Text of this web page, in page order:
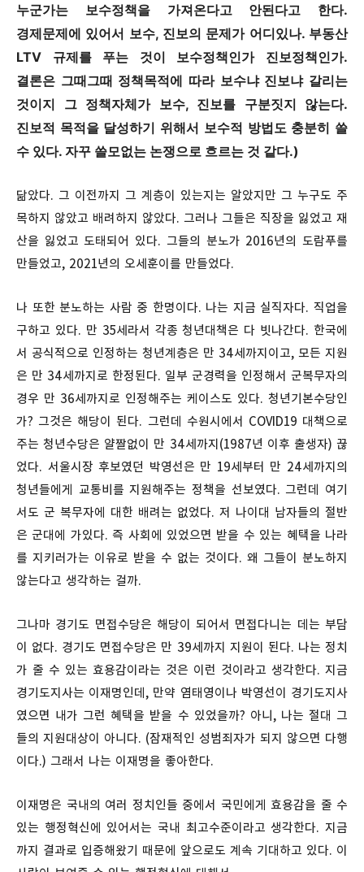
누군가는 보수정책을 가져온다고 안된다고 한다.
경제문제에 있어서 보수, 진보의 문제가 어디있나. 부동산
LTV 규제를 푸는 것이 보수정책인가 진보정책인가.
결론은 그때그때 정책목적에 따라 보수냐 진보냐 갈리는
것이지 그 정책자체가 보수, 진보를 구분짓지 않는다.
진보적 목적을 달성하기 위해서 보수적 방법도 충분히 쓸
수 있다. 자꾸 쓸모없는 논쟁으로 흐르는 것 같다.)
닮았다. 그 이전까지 그 계층이 있는지는 알았지만 그 누구도 주
목하지 않았고 배려하지 않았다. 그러나 그들은 직장을 잃었고 재
산을 잃었고 도태되어 있다. 그들의 분노가 2016년의 도람푸를
만들었고, 2021년의 오세훈이를 만들었다.
나 또한 분노하는 사람 중 한명이다. 나는 지금 실직자다. 직업을
구하고 있다. 만 35세라서 각종 청년대책은 다 빗나간다. 한국에
서 공식적으로 인정하는 청년계층은 만 34세까지이고, 모든 지원
은 만 34세까지로 한정된다. 일부 군경력을 인정해서 군복무자의
경우 만 36세까지로 인정해주는 케이스도 있다. 청년기본수당인
가? 그것은 해당이 된다. 그런데 수원시에서 COVID19 대책으로
주는 청년수당은 얄짤없이 만 34세까지(1987년 이후 출생자) 끊
었다. 서울시장 후보였던 박영선은 만 19세부터 만 24세까지의
청년들에게 교통비를 지원해주는 정책을 선보였다. 그런데 여기
서도 군 복무자에 대한 배려는 없었다. 저 나이대 남자들의 절반
은 군대에 가있다. 즉 사회에 있었으면 받을 수 있는 혜택을 나라
를 지키러가는 이유로 받을 수 없는 것이다. 왜 그들이 분노하지
않는다고 생각하는 걸까.
그나마 경기도 면접수당은 해당이 되어서 면접다니는 데는 부담
이 없다. 경기도 면접수당은 만 39세까지 지원이 된다. 나는 정치
가 줄 수 있는 효용감이라는 것은 이런 것이라고 생각한다. 지금
경기도지사는 이재명인데, 만약 염태영이나 박영선이 경기도지사
였으면 내가 그런 혜택을 받을 수 있었을까? 아니, 나는 절대 그
들의 지원대상이 아니다. (잠재적인 성범죄자가 되지 않으면 다행
이다.) 그래서 나는 이재명을 좋아한다.
이재명은 국내의 여러 정치인들 중에서 국민에게 효용감을 줄 수
있는 행정혁신에 있어서는 국내 최고수준이라고 생각한다. 지금
까지 결과로 입증해왔기 때문에 앞으로도 계속 기대하고 있다. 이